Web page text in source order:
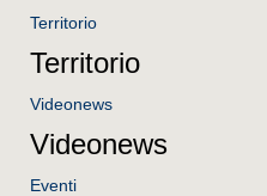
Territorio
Territorio
Videonews
Videonews
Eventi